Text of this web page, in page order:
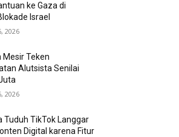
ke Gaza di
Israel
2026
Mesir Teken
Alutsista Senilai
2026
Tuduh TikTok Langgar
Digital karena Fitur